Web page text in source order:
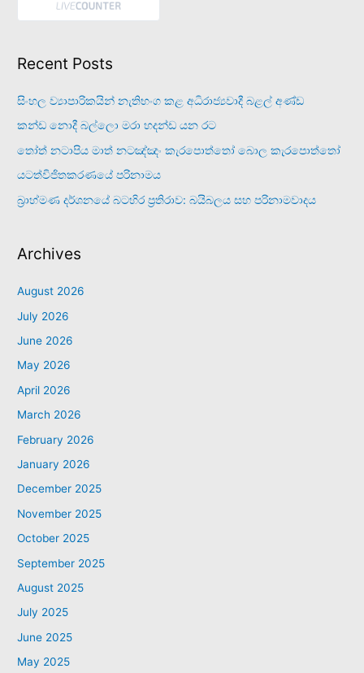
Recent Posts
සිංහල ව්‍යාපාරිකයින් නැතිභංග කළ අධිරාජ්‍යවාදී බළල් අණ්ඩ
කන්ඩ නොදී බල්ලො මරා හදන්ඩ යන රට
තෝත් නටාපිය මාත් නටඤ්ඤං කැරපොත්තෝ බොල කැරපොත්තෝ
යටත්විජිතකරණයේ පරිනාමය
බ්‍රාහ්මණ දර්ශනයේ බටහිර ප්‍රතිරාව: බයිබලය සහ පරිනාමවාදය
Archives
August 2026
July 2026
June 2026
May 2026
April 2026
March 2026
February 2026
January 2026
December 2025
November 2025
October 2025
September 2025
August 2025
July 2025
June 2025
May 2025